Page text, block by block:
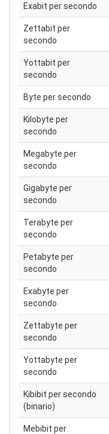
Exabit per secondo
Zettabit per
secondo
Yottabit per
secondo
Byte per secondo
Kilobyte per
secondo
Megabyte per
secondo
Gigabyte per
secondo
Terabyte per
secondo
Petabyte per
secondo
Exabyte per
secondo
Zettabyte per
secondo
Yottabyte per
secondo
Kibibit per secondo
(binario)
Mebibit per